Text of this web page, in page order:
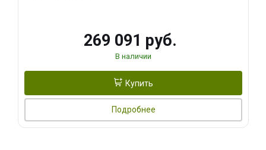
269 091 руб.
В наличии
Купить
Подробнее